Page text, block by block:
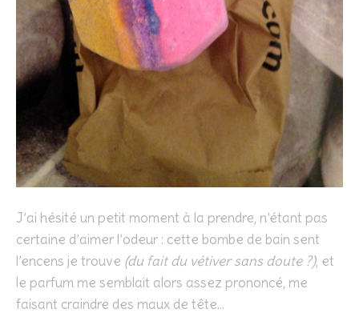
J’ai hésité un petit moment à la prendre, n’étant pas
certaine d’aimer l’odeur : cette bombe de bain sent
l’encens je trouve (du fait du vétiver sans doute ?), et
le parfum me semblait alors assez prononcé, me
faisant craindre des maux de tête…